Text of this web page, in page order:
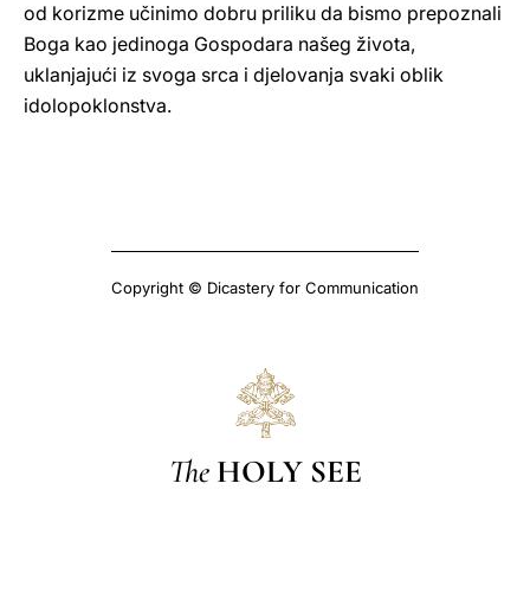
od korizme učinimo dobru priliku da bismo prepoznali
Boga kao jedinoga Gospodara našeg života,
uklanjajući iz svoga srca i djelovanja svaki oblik
idolopoklonstva.
Copyright © Dicastery for Communication
The HOLY SEE